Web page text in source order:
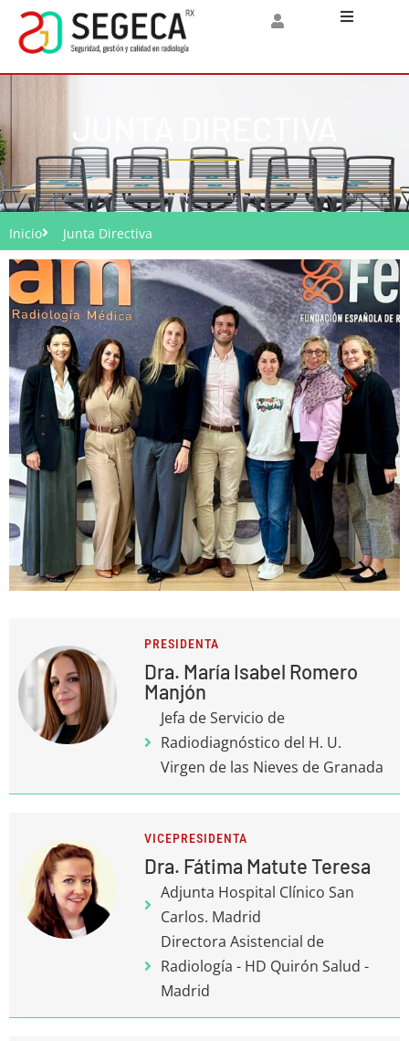
Socios
Documentos
Artículos de
Noticias
Jornadas
Eventos
Contacto
JUNTA DIRECTIVA
Inicio Junta Directiva
PRESIDENTA
Dra. María Isabel Romero
Manjón
Jefa de Servicio de
Radiodiagnóstico del H. U.
Virgen de las Nieves de Granada
VICEPRESIDENTA
Dra. Fátima Matute Teresa
Adjunta Hospital Clínico San
Carlos. Madrid
Directora Asistencial de
Radiología - HD Quirón Salud -
Madrid